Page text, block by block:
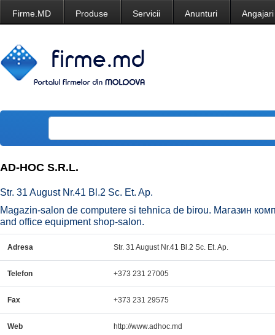
Firme.MD Produse Servicii Anunturi Angajari
AD-HOC S.R.L.
Str. 31 August Nr.41 Bl.2 Sc. Et. Ap.
Magazin-salon de computere si tehnica de birou. Магазин
and office equipment shop-salon.
Adresa Str. 31 August Nr.41 Bl.2 Sc. Et. Ap.
Telefon +373 231 27005
Fax +373 231 29575
Web http://www.adhoc.md